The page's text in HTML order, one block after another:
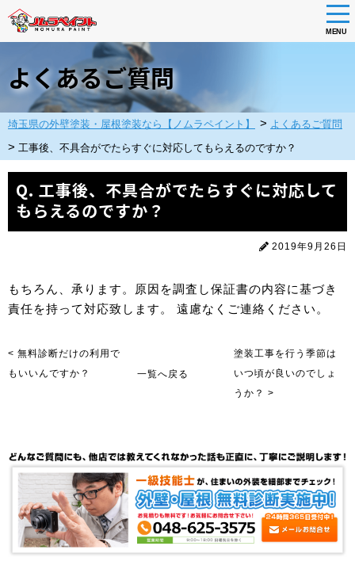
main
content
MENU
よくあるご質問
埼玉県の外壁塗装・屋根塗装なら【ノムラペイント】 > よくあるご質問
> 工事後、不具合がでたらすぐに対応してもらえるのですか？
Q. 工事後、不具合がでたらすぐに対応して
もらえるのですか？
2019年9月26日
もちろん、承ります。原因を調査し保証書の内容に基づき
責任を持って対応致します。 遠慮なくご連絡ください。
< 無料診断だけの利用で
もいいんですか？
塗装工事を行う季節は
いつ頃が良いのでしょ
うか？ >
一覧へ戻る